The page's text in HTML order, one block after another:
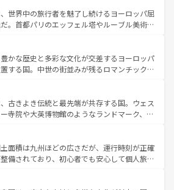
リードの洗練された雰囲気や、バルセロナの
た街角から、地方では古代ローマ遺跡や中世
よって風土や気候が異なるスペインはその個
性で訪れる人を魅了する。 なお、新着のスペイン情報は コ
を参照してほしい。
世界中の旅行者を魅了し続けるヨーロッパ屈
。首都パリのエッフェル塔やルーブル美術館
力が詰まっている。華麗な宮殿、歴史的な大
ビーチ、そして豊かな自然が、訪れる者を心
。また、フランスは美食の国としても知ら
パンの発祥地であるランス、プロヴァンスの
ンダー畑など、多彩な楽しみ方が可能だ。さ
外の地域にも魅力が溢れており、どの街角に
を運ぶとそれぞれで全く異なる文化を体験で
きるだろう。 なお、新着のフランス情報はコンテンツ一覧
しい。
かな歴史と多彩な文化が交差するヨーロッパ
する国。中世の街並みが残るロマンチック街
国は、どこを歩いても飽きることがない。ベ
的活気、バイエルン州のアルプスの絶景、そ
沿いのワイン畑といった風景は必見。ビール
人にはぜひ体験してほしい。 なお、新着の
コンテンツ一覧を参照してほしい。
古きよき伝統と最先端が共存する国。ウェス
寺院や大英博物館のようなランドマーク、歴
なる魅力がある。また、優雅なアフタヌーン
ル好きにはたまらない英国パブ、サッカー観
だからこそできる体験も豊富。イギリスを旅
照してほしい。
面積は九州ほどの広さだが、運行時刻が正確
備されており、初心者でも安心して個人旅行
まま残る町や、スイスならではのユニークな